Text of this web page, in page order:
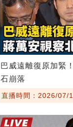
巴威遠離復原加緊
石崩落
直播時間：2026/07/